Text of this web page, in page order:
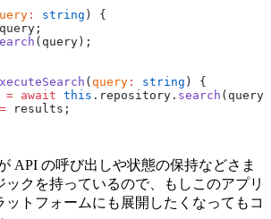
: string ) {
(query);
( query : string ) {
= await this .repository. search
= results;
API の呼び出しや状態の保持などさま
ックを持っているので、もしこのアプリ
ットフォームにも展開したくなってもコ